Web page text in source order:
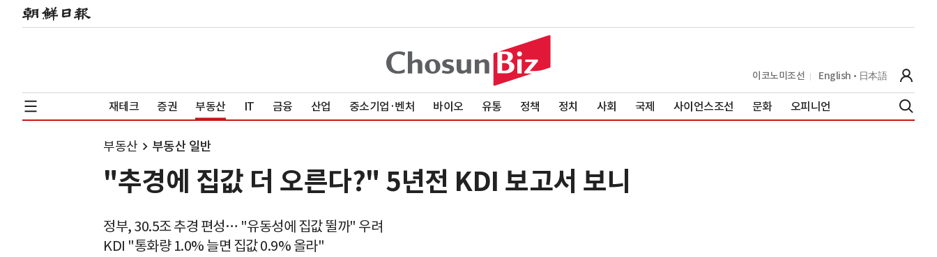
이코노미조선 English 日本語
재테크 증권 부동산 IT 금융 산업 중소기업·벤처 바이오 유통 정책 정치 사회 국제 사이언스조선 문화 오피니언
부동산 부동산 일반
"추경에 집값 더 오른다?" 5년전 KDI 보고서 보니
정부, 30.5조 추경 편성… "유동성에 집값 뛸까" 우려
KDI "통화량 1.0% 늘면 집값 0.9% 올라"